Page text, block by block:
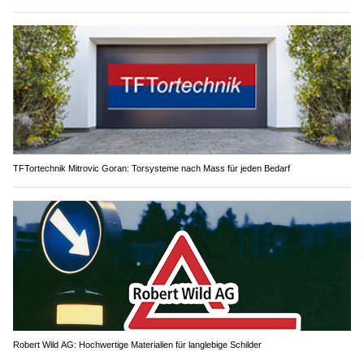
TFTortechnik Mitrovic Goran: Torsysteme nach Mass für jeden Bedarf
Robert Wild AG: Hochwertige Materialien für langlebige Schilder